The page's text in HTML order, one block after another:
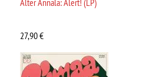
Alter Annala: Alert! (LP)
27,90€